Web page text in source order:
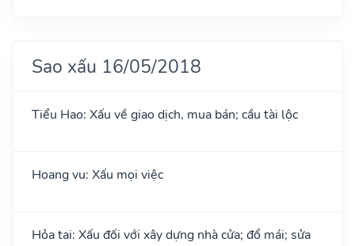
Sao xấu 16/05/2018
Tiểu Hao: Xấu về giao dịch, mua bán; cầu tài lộc
Hoang vu: Xấu mọi việc
Hỏa tai: Xấu đối với xây dựng nhà cửa; đổ mái; sửa